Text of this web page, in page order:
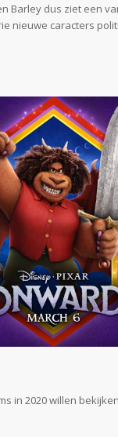
Barley dus ziet een
nieuwe caracters
in 2020 willen